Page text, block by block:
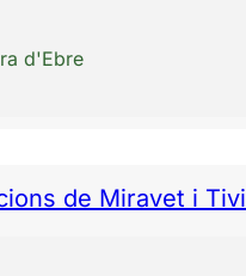
d'Ebre
de Miravet i